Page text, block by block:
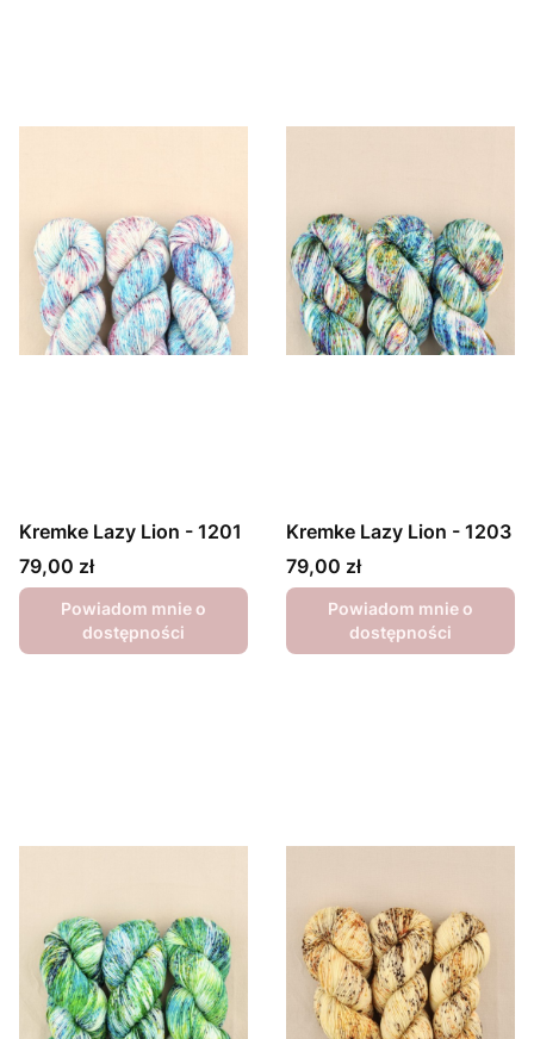
Kremke Lazy Lion - 1201
Cena
79,00 zł
Powiadom mnie o
dostępności
Kremke Lazy Lion - 1203
Cena
79,00 zł
Powiadom mnie o
dostępności